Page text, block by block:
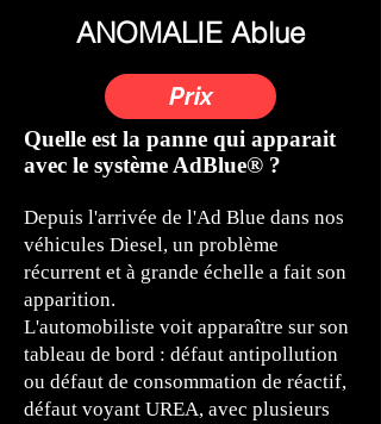
ANOMALIE Ablue
Prix
Quelle est la panne qui apparait
avec le système AdBlue® ?
Depuis l'arrivée de l'Ad Blue dans nos
véhicules Diesel, un problème
récurrent et à grande échelle a fait son
apparition.
L'automobiliste voit apparaître sur son
tableau de bord : défaut antipollution
ou défaut de consommation de réactif,
défaut voyant UREA, avec plusieurs